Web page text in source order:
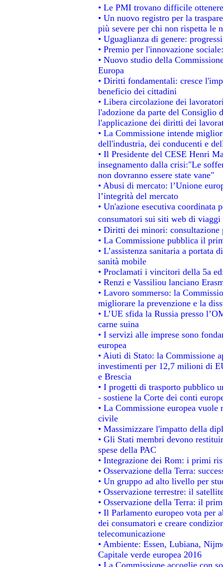
• Le PMI trovano difficile
• Un nuovo registro per la
più severe per chi non rispetta le
• Uguaglianza di genere:
• Premio per l'innovazione
• Nuovo studio della
Europa
• Diritti fondamentali: cresce
beneficio dei cittadini
• Libera circolazione dei
l'adozione da parte del Consiglio
l'applicazione dei diritti dei
• La Commissione intende
dell'industria, dei conducenti e
• Il Presidente del CESE Henri
insegnamento dalla crisi:"Le
non dovranno essere state vane"
• Abusi di mercato: l’Unione
l’integrità del mercato
• Un'azione esecutiva
consumatori sui siti web di viaggi
• Diritti dei minori: consultazione
• La Commissione pubblica il
• L’assistenza sanitaria a
sanità mobile
• Proclamati i vincitori della 5a
• Renzi e Vassiliou lanciano
• Lavoro sommerso: la
migliorare la prevenzione e la
• L’UE sfida la Russia presso
carne suina
• I servizi alle imprese sono
europea
• Aiuti di Stato: la Commissione
investimenti per 12,7 milioni di
e Brescia
• I progetti di trasporto pubblico
- sostiene la Corte dei conti
• La Commissione europea
civile
• Massimizzare l'impatto della
• Gli Stati membri devono
spese della PAC
• Integrazione dei Rom: i primi
• Osservazione della Terra:
• Un gruppo ad alto livello per
• Osservazione terrestre: il
• Osservazione della Terra: il
• Il Parlamento europeo vota
dei consumatori e creare
telecomunicazione
• Ambiente: Essen, Lubiana,
Capitale verde europea 2016
• La Commissione accoglie con